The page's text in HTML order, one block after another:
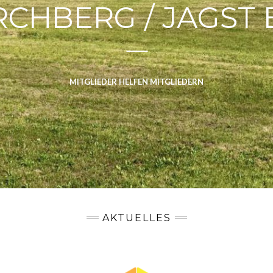
/ JAGST
MITGLIEDER HELFEN MITGLIEDERN
AKTUELLES